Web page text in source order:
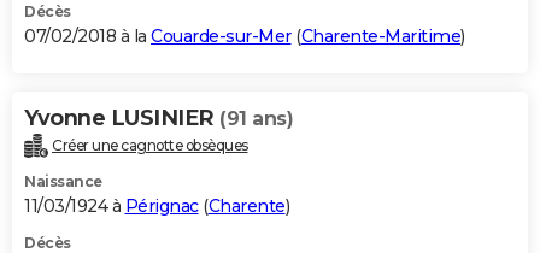
Décès
07/02/2018 à la Couarde-sur-Mer(Charente-Maritime)
Yvonne LUSINIER (91 ans)
Créer une cagnotte obsèques
Naissance
11/03/1924 à Pérignac(Charente)
Décès